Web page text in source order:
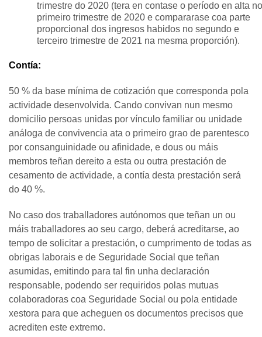
trimestre do 2020 (tera en contase o período en alta no
primeiro trimestre de 2020 e compararase coa parte
proporcional dos ingresos habidos no segundo e
terceiro trimestre de 2021 na mesma proporción).
Contía:
50 % da base mínima de cotización que corresponda pola
actividade desenvolvida. Cando convivan nun mesmo
domicilio persoas unidas por vínculo familiar ou unidade
análoga de convivencia ata o primeiro grao de parentesco
por consanguinidade ou afinidade, e dous ou máis
membros teñan dereito a esta ou outra prestación de
cesamento de actividade, a contía desta prestación será
do 40 %.
No caso dos traballadores autónomos que teñan un ou
máis traballadores ao seu cargo, deberá acreditarse, ao
tempo de solicitar a prestación, o cumprimento de todas as
obrigas laborais e de Seguridade Social que teñan
asumidas, emitindo para tal fin unha declaración
responsable, podendo ser requiridos polas mutuas
colaboradoras coa Seguridade Social ou pola entidade
xestora para que acheguen os documentos precisos que
acrediten este extremo.